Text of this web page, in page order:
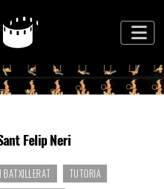
Felip Neri
BATXILLERAT
TUTORIA